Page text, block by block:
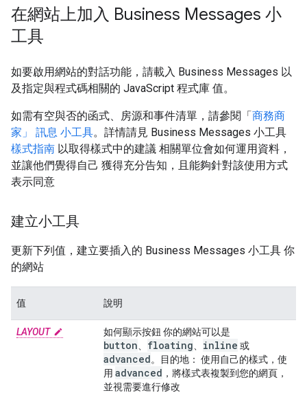
在網站上加入 Business Messages 小
工具
如要啟用網站的對話功能，請載入 Business Messages 以
及指定與程式碼相關的 JavaScript 程式庫 值。
如需有空與否的函式、房源和事件清單，請參閱「商務商
家」 訊息 小工具。詳情請見 Business Messages 小工具
樣式指南 以取得樣式中的建議 相關單位會如何運用資料，
並讓他們覺得自己 獲得充分告知，且能夠針對該使用方式
表示同意
建立小工具
更新下列值，建立要插入的 Business Messages 小工具 你
的網站
值 說明
LAYOUT 如何顯示按鈕 你的網站可以是
button floating inline 或
advanced。目的地： 使用自己的樣式，使
用 advanced ，將樣式表複製到您的網頁，
並視需要進行修改